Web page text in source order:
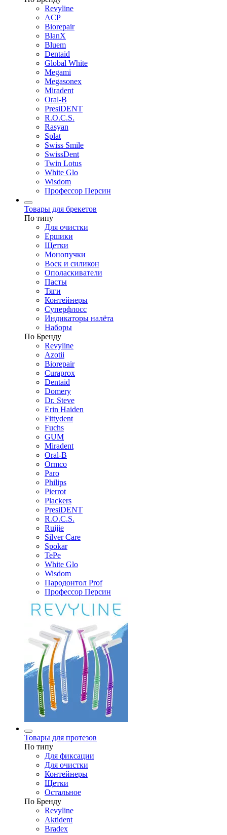
Revyline
ACP
Biorepair
BlanX
Bluem
Dentaid
Global White
Megami
Megasonex
Miradent
Oral-B
PresiDENT
R.O.C.S.
Rasyan
Splat
Swiss Smile
SwissDent
Twin Lotus
White Glo
Wisdom
Профессор Персин
Товары для брекетов
По типу
Для очистки
Ершики
Щетки
Монопучки
Воск и силикон
Ополаскиватели
Пасты
Тяги
Контейнеры
Суперфлосс
Индикаторы налёта
Наборы
По Бренду
Revyline
Azotii
Biorepair
Curaprox
Dentaid
Domery
Dr. Steve
Erin Haiden
Fittydent
Fuchs
GUM
Miradent
Oral-B
Ormco
Paro
Philips
Pierrot
Plackers
PresiDENT
R.O.C.S.
Ruijie
Silver Care
Spokar
TePe
White Glo
Wisdom
Пародонтол Prof
Профессор Персин
Товары для протезов
По типу
Для фиксации
Для очистки
Контейнеры
Щетки
Остальное
По Бренду
Revyline
Aktident
Bradex